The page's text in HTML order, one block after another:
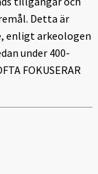
Detta är
enligt arkeologen
under 400-
FOKUSERAR